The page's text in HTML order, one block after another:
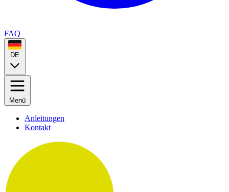
FAQ
DE
Menü
Anleitungen
Kontakt